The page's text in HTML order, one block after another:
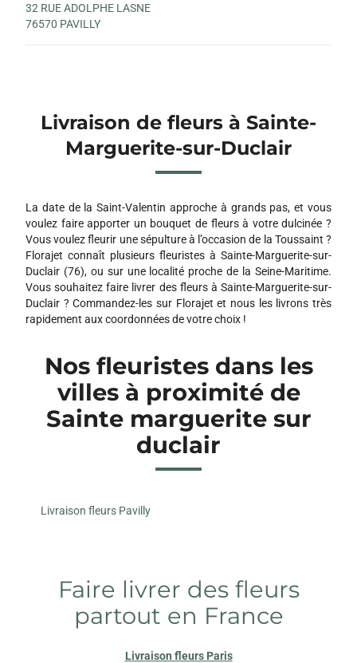
32 RUE ADOLPHE LASNE
76570 PAVILLY
Livraison de fleurs à Sainte-
Marguerite-sur-Duclair
La date de la Saint-Valentin approche à grands pas, et vous
voulez faire apporter un bouquet de fleurs à votre dulcinée ?
Vous voulez fleurir une sépulture à l’occasion de la Toussaint ?
Florajet connaît plusieurs fleuristes à Sainte-Marguerite-sur-
Duclair (76), ou sur une localité proche de la Seine-Maritime.
Vous souhaitez faire livrer des fleurs à Sainte-Marguerite-sur-
Duclair ? Commandez-les sur Florajet et nous les livrons très
rapidement aux coordonnées de votre choix !
Nos fleuristes dans les
villes à proximité de
Sainte marguerite sur
duclair
Livraison fleurs Pavilly
Faire livrer des fleurs
partout en France
Livraison fleurs Paris